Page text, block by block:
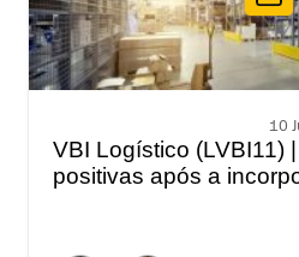
10
VBI Logístico (LVBI11)
positivas após a